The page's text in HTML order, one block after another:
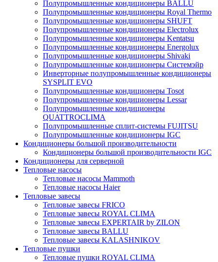
Полупромышленные кондиционеры BALLU
Полупромышленные кондиционеры Royal Thermo
Полупромышленные кондиционеры SHUFT
Полупромышленные кондиционеры Electrolux
Полупромышленные кондиционеры Kentatsu
Полупромышленные кондиционеры Energolux
Полупромышленные кондиционеры Shivaki
Полупромышленные кондиционеры Системэйр
Инверторные полупромышленные кондиционеры
SYSPLIT EVO
Полупромышленные кондиционеры Tosot
Полупромышленные кондиционеры Lessar
Полупромышленные кондиционеры
QUATTROCLIMA
Полупромышленные сплит-системы FUJITSU
Полупромышленные кондиционеры IGC
Кондиционеры большой производительности
Кондиционеры большой производительности IGC
Кондиционеры для серверной
Тепловые насосы
Тепловые насосы Mammoth
Тепловые насосы Haier
Тепловые завесы
Тепловые завесы FRICO
Тепловые завесы ROYAL CLIMA
Тепловые завесы EXPERTAIR by ZILON
Тепловые завесы BALLU
Тепловые завесы KALASHNIKOV
Тепловые пушки
Тепловые пушки ROYAL CLIMA